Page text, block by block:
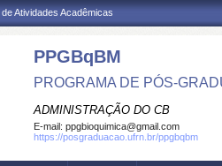
Atividades Acadêmicas
PPGBqBM
PROGRAMA DE PÓS-
ADMINISTRAÇÃO DO CB
E-mail: ppgbioquimica@gmail.com
https://posgraduacao.ufrn.br/ppgbqbm